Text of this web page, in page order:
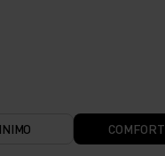
COMFORT